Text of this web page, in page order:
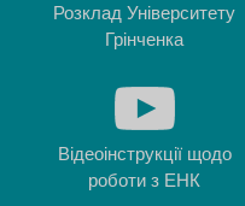
Розклад Університету
Грінченка
Відеоінструкції щодо
роботи з ЕНК